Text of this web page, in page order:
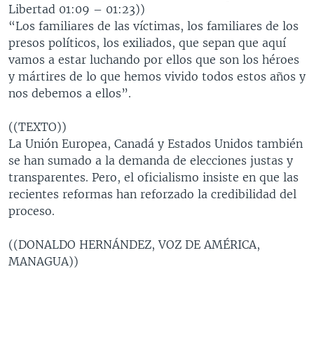
Libertad 01:09 – 01:23))
“Los familiares de las víctimas, los familiares de los
presos políticos, los exiliados, que sepan que aquí
vamos a estar luchando por ellos que son los héroes
y mártires de lo que hemos vivido todos estos años y
nos debemos a ellos”.
((TEXTO))
La Unión Europea, Canadá y Estados Unidos también
se han sumado a la demanda de elecciones justas y
transparentes. Pero, el oficialismo insiste en que las
recientes reformas han reforzado la credibilidad del
proceso.
((DONALDO HERNÁNDEZ, VOZ DE AMÉRICA,
MANAGUA))